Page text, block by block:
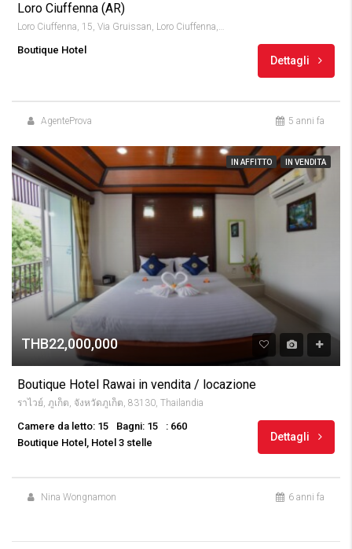
Loro Ciuffenna (AR)
Loro Ciuffenna, 15, Via Gruissan, Loro Ciuffenna, Arezzo, Tuscany, 52024, Italy
Boutique Hotel
Dettagli
AgenteProva 5 anni fa
IN AFFITTO IN VENDITA
THB22,000,000
Boutique Hotel Rawai in vendita / locazione
ราไวย์, ภูเก็ต, จังหวัดภูเก็ต, 83130, Thailandia
Camere da letto: 15 Bagni: 15
: 660
Boutique Hotel, Hotel 3 stelle
Dettagli
Nina Wongnamon 6 anni fa